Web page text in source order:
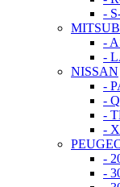
-
-
-
NISSAN
-
-
-
-
-
-